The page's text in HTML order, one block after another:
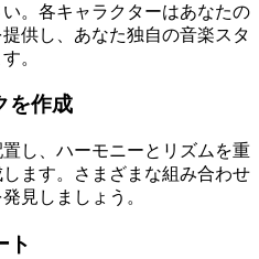
。各キャラクターはあなたの
供し、あなた独自の音楽スタ
。
を作成
し、ハーモニーとリズムを重
ます。さまざまな組み合わせ
見しましょう。
ト